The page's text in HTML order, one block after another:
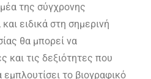
της σύγχρονης
ειδικά στη σημερινή
θα μπορεί να
και τις δεξιότητες που
εμπλουτίσει το βιογραφικό